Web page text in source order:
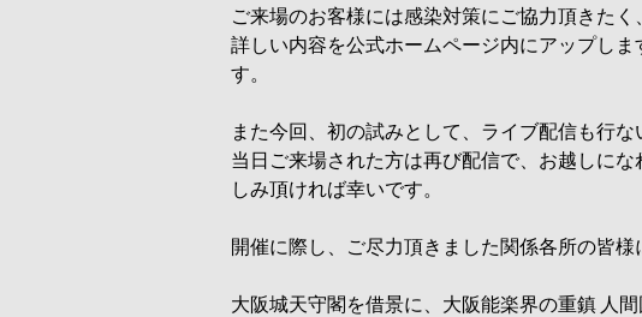
ご来場のお客様には感染対策にご協力頂きたく、
詳しい内容を公式ホームページ内にアップし
す。
また今回、初の試みとして、ライブ配信も行な
当日ご来場された方は再び配信で、お越しに
しみ頂ければ幸いです。
開催に際し、ご尽力頂きました関係各所の皆様
大阪城天守閣を借景に、大阪能楽界の重鎮 人